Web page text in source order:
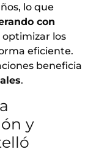
lo que
con
los
eficiente.
beneficia
.
y